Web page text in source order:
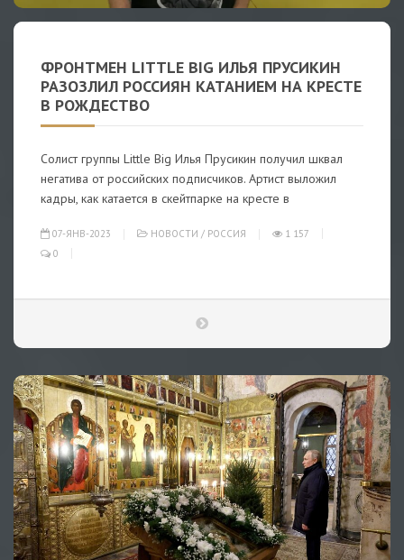
ФРОНТМЕН LITTLE BIG ИЛЬЯ ПРУСИКИН
РАЗОЗЛИЛ РОССИЯН КАТАНИЕМ НА КРЕСТЕ
В РОЖДЕСТВО
Солист группы Little Big Илья Прусикин получил шквал
негатива от российских подписчиков. Артист выложил
кадры, как катается в скейтпарке на кресте в
07-ЯНВ-2023 НОВОСТИ / РОССИЯ
1 157
0